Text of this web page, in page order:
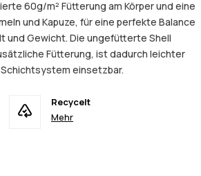
60g/m² Fütterung am Körper und eine
und Kapuze, für eine perfekte Balance
und Gewicht. Die ungefütterte Shell
Fütterung, ist dadurch leichter
einsetzbar.
Recycelt
Mehr